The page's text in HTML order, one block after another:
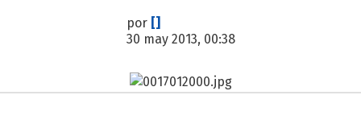
por []
30 may 2013, 00:38